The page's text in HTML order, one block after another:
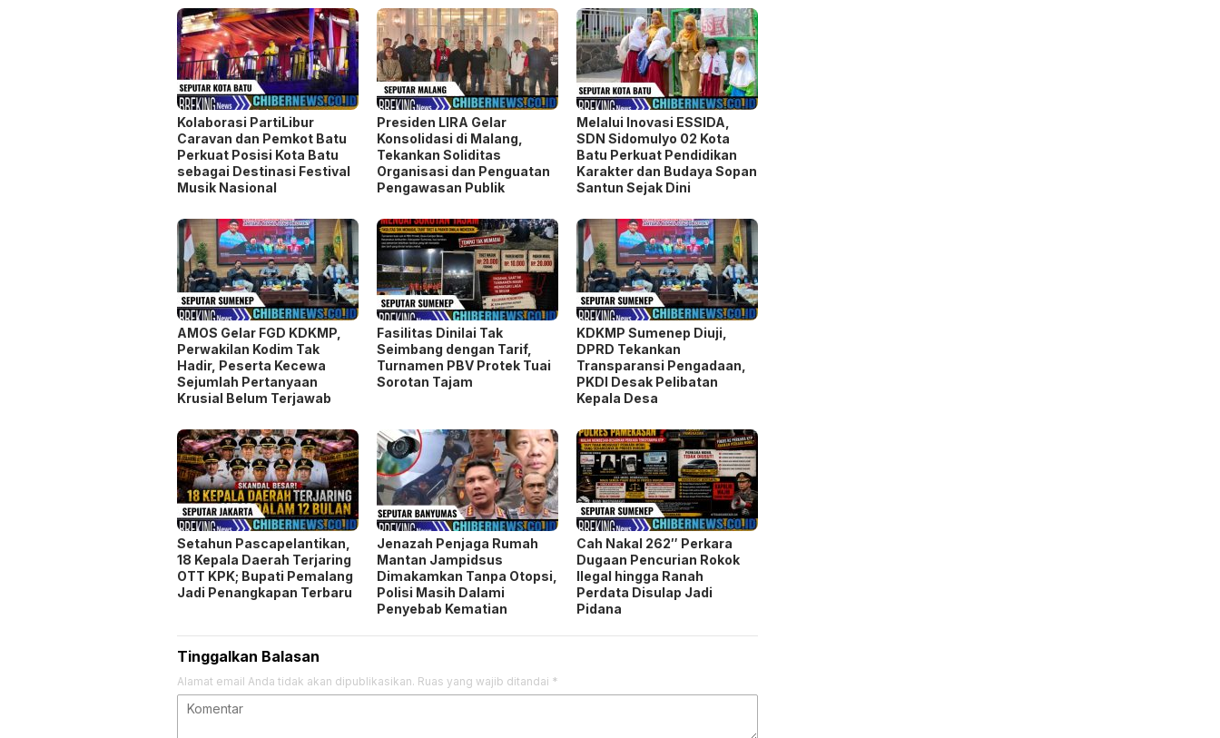
Kolaborasi PartiLibur
Caravan dan Pemkot Batu
Perkuat Posisi Kota Batu
sebagai Destinasi Festival
Musik Nasional
Presiden LIRA Gelar
Konsolidasi di Malang,
Tekankan Soliditas
Organisasi dan Penguatan
Pengawasan Publik
Melalui Inovasi ESSIDA,
SDN Sidomulyo 02 Kota
Batu Perkuat Pendidikan
Karakter dan Budaya Sopan
Santun Sejak Dini
AMOS Gelar FGD KDKMP,
Perwakilan Kodim Tak
Hadir, Peserta Kecewa
Sejumlah Pertanyaan
Krusial Belum Terjawab
Fasilitas Dinilai Tak
Seimbang dengan Tarif,
Turnamen PBV Protek Tuai
Sorotan Tajam
KDKMP Sumenep Diuji,
DPRD Tekankan
Transparansi Pengadaan,
PKDI Desak Pelibatan
Kepala Desa
Setahun Pascapelantikan,
18 Kepala Daerah Terjaring
OTT KPK; Bupati Pemalang
Jadi Penangkapan Terbaru
Jenazah Penjaga Rumah
Mantan Jampidsus
Dimakamkan Tanpa Otopsi,
Polisi Masih Dalami
Penyebab Kematian
Cah Nakal 262″ Perkara
Dugaan Pencurian Rokok
Ilegal hingga Ranah
Perdata Disulap Jadi
Pidana
Tinggalkan Balasan
Alamat email Anda tidak akan dipublikasikan. Ruas yang wajib ditandai